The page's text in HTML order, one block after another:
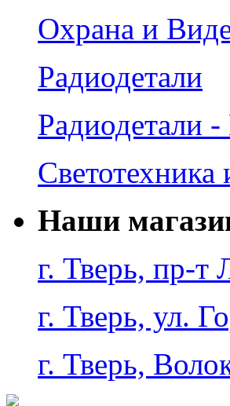
Охрана и
Радиодетали
Радиодетали
Светотехника
Наши
г. Тверь, пр-т
г. Тверь, ул.
г. Тверь,